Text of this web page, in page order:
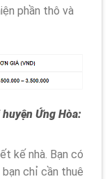
phần thô và
huyện Ứng Hòa:
kế nhà. Bạn có
chỉ cần thuê